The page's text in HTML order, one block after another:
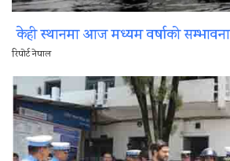
केही स्थानमा आज मध्यम वर्षाको सम्भावना
रिपोर्ट नेपाल